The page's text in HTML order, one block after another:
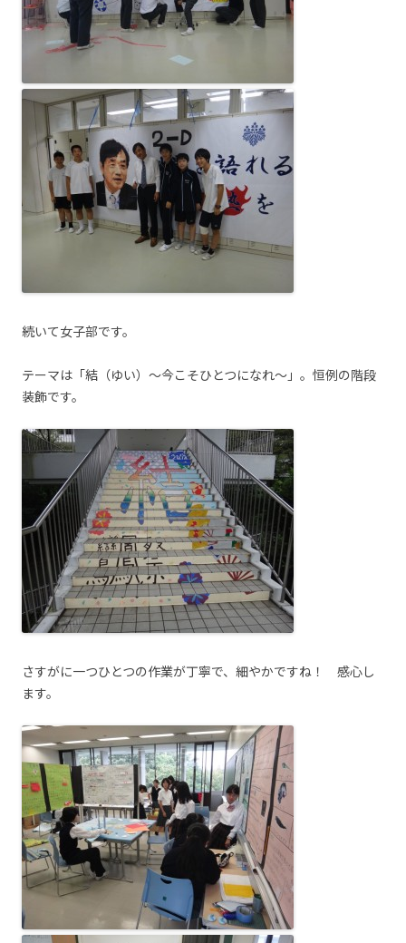
続いて女子部です。
テーマは「結（ゆい）～今こそひとつになれ～」。恒例の階段
装飾です。
さすがに一つひとつの作業が丁寧で、細やかですね！ 感心し
ます。